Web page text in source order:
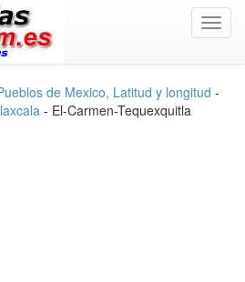
de Mexico, Latitud y longitud -
- El-Carmen-Tequexquitla